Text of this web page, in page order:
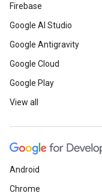
Firebase
Google AI Studio
Google Antigravity
Google Cloud
Google Play
View all
Android
Chrome